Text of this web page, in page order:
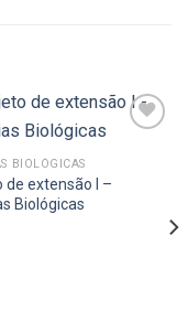
BIOLÓGICAS
de extensão I –
Biológicas